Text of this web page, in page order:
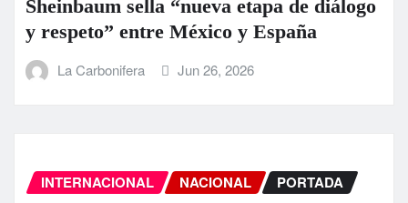
Sheinbaum sella “nueva etapa de diálogo
y respeto” entre México y España
La Carbonifera Jun 26, 2026
INTERNACIONAL NACIONAL PORTADA